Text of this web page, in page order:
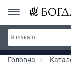
РОЗПРОДАЖ ~ 150
300 грн
Головна